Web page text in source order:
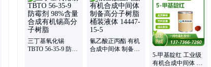
MIBK、无水乙醇、正己烷
三丁基氧化锡
TBTO 56-35-9 防霉
氰乙酸正丙酯 有机
合成中间体 制备高
5-甲基靛红 工业级
有机合成中间体 红